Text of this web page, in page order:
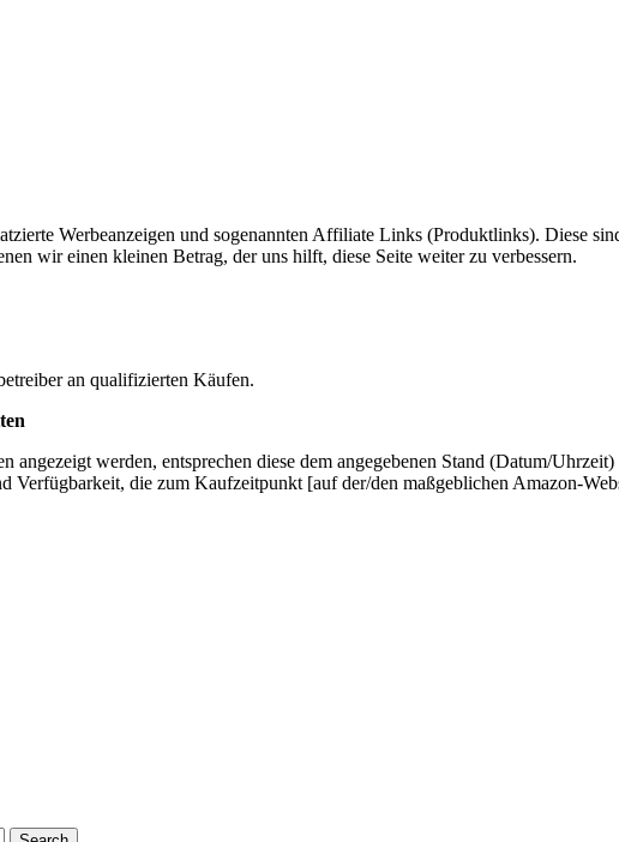
Werbeanzeigen und sogenannten Affiliate Links (Produktlinks). Diese
wir einen kleinen Betrag, der uns hilft, diese Seite weiter zu verbessern.
an qualifizierten Käufen.
angezeigt werden, entsprechen diese dem angegebenen Stand (Datum/
Verfügbarkeit, die zum Kaufzeitpunkt [auf der/den maßgeblichen Amazon-